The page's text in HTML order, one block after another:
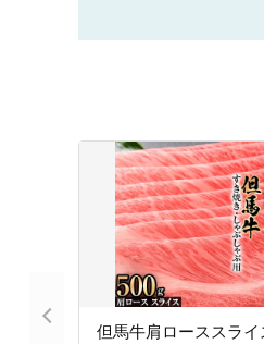
但馬牛肩ローススライ